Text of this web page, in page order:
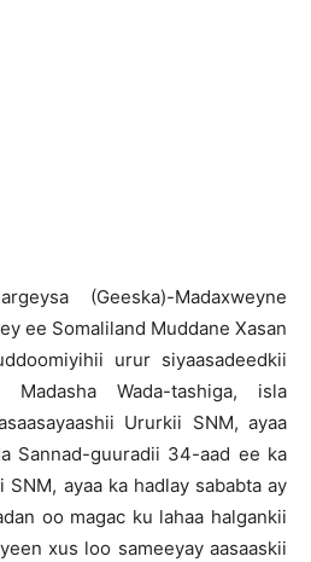
argeysa (Geeska)-Madaxweyne
ee Somaliland Muddane Xasan
urur siyaasadeedkii
Wada-tashiga, isla
Ururkii SNM, ayaa
Sannad-guuradii 34-aad ee ka
SNM, ayaa ka hadlay sababta ay
oo magac ku lahaa halgankii
xus loo sameeyay aasaaskii